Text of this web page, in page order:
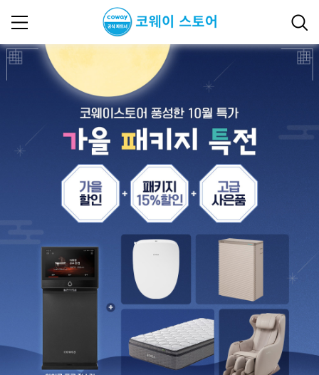
2025년 10월 이벤트